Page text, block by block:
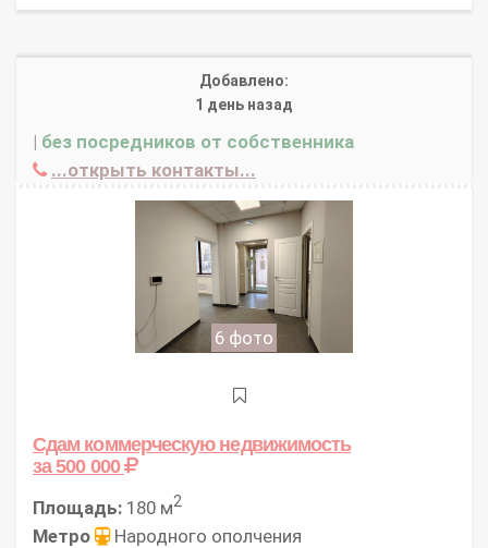
Добавлено:
1 день назад
| без посредников от собственника
...открыть контакты...
6 фото
Сдам коммерческую недвижимость
за 500 000
Площадь: 180 м2
Метро
Народного ополчения